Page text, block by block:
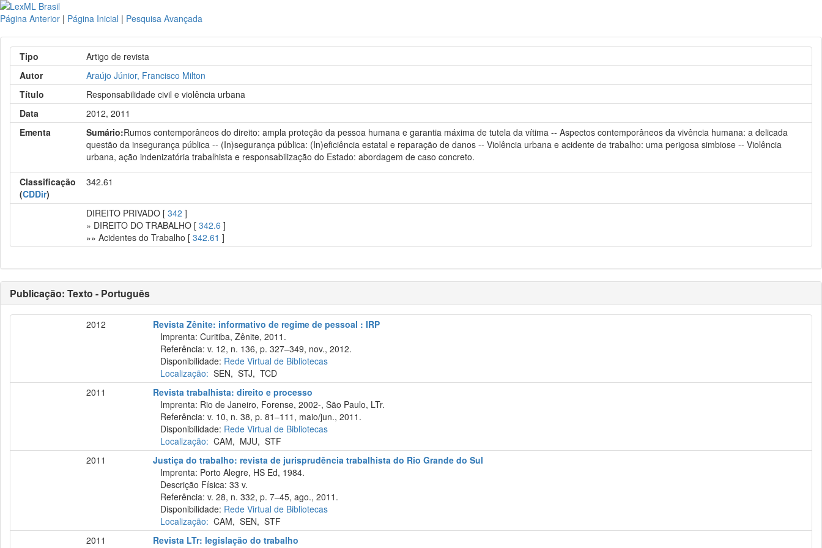
Página Anterior | Página Inicial | Pesquisa Avançada
Tipo
Artigo de revista
Autor
Araújo Júnior, Francisco Milton
Título
Responsabilidade civil e violência urbana
Data
2012, 2011
Ementa
Sumário:Rumos contemporâneos do direito: ampla proteção da pessoa humana e garantia máxima de tutela da vítima -- Aspectos contemporâneos da vivência humana: a delicada
questão da insegurança pública -- (In)segurança pública: (In)eficiência estatal e reparação de danos -- Violência urbana e acidente de trabalho: uma perigosa simbiose -- Violência
urbana, ação indenizatória trabalhista e responsabilização do Estado: abordagem de caso concreto.
Classificação
(CDDir)
342.61
DIREITO PRIVADO [342 ]
» DIREITO DO TRABALHO [342.6 ]
»» Acidentes do Trabalho [342.61 ]
Publicação: Texto - Português
2012
Revista Zênite: informativo de regime de pessoal : IRP
Imprenta: Curitiba, Zênite, 2011.
Referência: v. 12, n. 136, p. 327–349, nov., 2012.
Disponibilidade: Rede Virtual de Bibliotecas
Localização: SEN,STJ,TCD
2011
Revista trabalhista: direito e processo
Imprenta: Rio de Janeiro, Forense, 2002-, São Paulo, LTr.
Referência: v. 10, n. 38, p. 81–111, maio/jun., 2011.
Disponibilidade: Rede Virtual de Bibliotecas
Localização: CAM, MJU,STF
2011
Justiça do trabalho: revista de jurisprudência trabalhista do Rio Grande do Sul
Imprenta: Porto Alegre, HS Ed, 1984.
Descrição Física: 33 v.
Referência: v. 28, n. 332, p. 7–45, ago., 2011.
Disponibilidade: Rede Virtual de Bibliotecas
Localização: CAM,SEN,STF
2011
Revista LTr: legislação do trabalho